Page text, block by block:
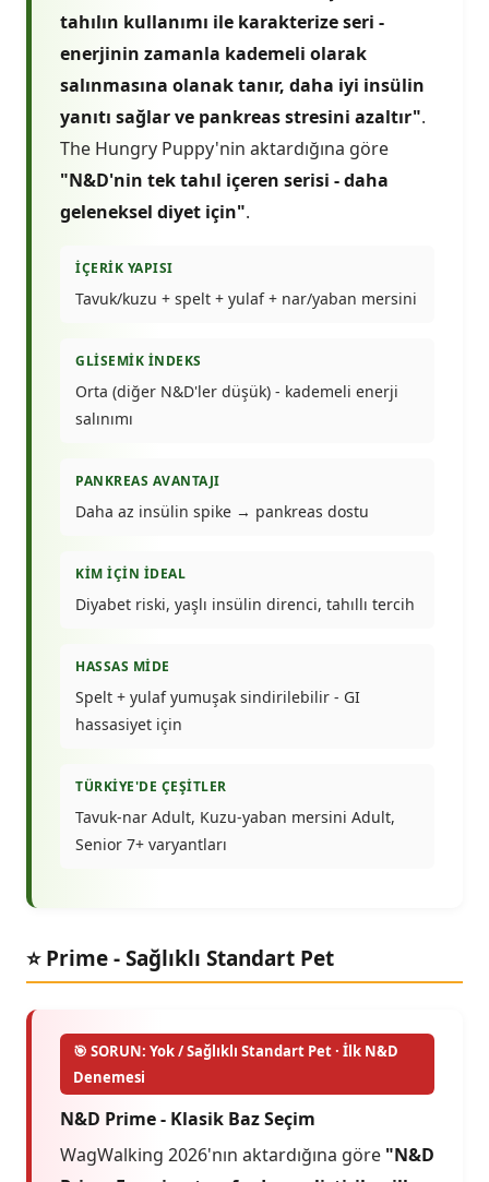
tahılın kullanımı ile karakterize seri -
enerjinin zamanla kademeli olarak
salınmasına olanak tanır, daha iyi insülin
yanıtı sağlar ve pankreas stresini azaltır".
The Hungry Puppy'nin aktardığına göre
"N&D'nin tek tahıl içeren serisi - daha
geleneksel diyet için".
İÇERIK YAPISI
Tavuk/kuzu + spelt + yulaf + nar/yaban mersini
GLISEMIK İNDEKS
Orta (diğer N&D'ler düşük) - kademeli enerji
salınımı
PANKREAS AVANTAJI
Daha az insülin spike → pankreas dostu
KIM İÇIN İDEAL
Diyabet riski, yaşlı insülin direnci, tahıllı tercih
HASSAS MIDE
Spelt + yulaf yumuşak sindirilebilir - GI
hassasiyet için
TÜRKIYE'DE ÇEŞITLER
Tavuk-nar Adult, Kuzu-yaban mersini Adult,
Senior 7+ varyantları
⭐ Prime - Sağlıklı Standart Pet
🎯 SORUN: Yok / Sağlıklı Standart Pet · İlk N&D
Denemesi
N&D Prime - Klasik Baz Seçim
WagWalking 2026'nın aktardığına göre "N&D